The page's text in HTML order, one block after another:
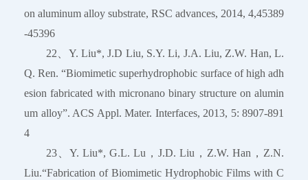
on aluminum alloy substrate, RSC advances, 2014, 4,45389
-45396
22、Y. Liu*, J.D Liu, S.Y. Li, J.A. Liu, Z.W. Han, L.
Q. Ren. “Biomimetic superhydrophobic surface of high adh
esion fabricated with micronano binary structure on alumin
um alloy”. ACS Appl. Mater. Interfaces, 2013, 5: 8907-891
4
23、Y. Liu*, G.L. Lu，J.D. Liu，Z.W. Han，Z.N.
Liu.“Fabrication of Biomimetic Hydrophobic Films with C